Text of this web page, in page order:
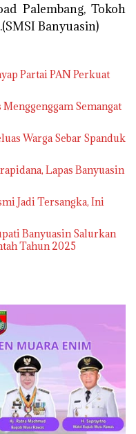
Palembang, Tokoh
Banyuasin)
Partai PAN Perkuat
Semangat
Warga Sebar Spanduk
Lapas Banyuasin
Jadi Tersangka, Ini
Banyuasin Salurkan
Tahun 2025